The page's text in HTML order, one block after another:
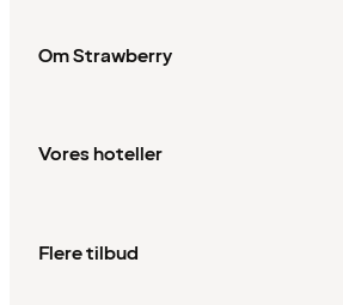
Om Strawberry
Vores hoteller
Flere tilbud